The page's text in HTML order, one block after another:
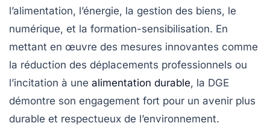
l’alimentation, l’énergie, la gestion des biens, le
numérique, et la formation-sensibilisation. En
mettant en œuvre des mesures innovantes comme
la réduction des déplacements professionnels ou
l’incitation à une alimentation durable, la DGE
démontre son engagement fort pour un avenir plus
durable et respectueux de l’environnement.